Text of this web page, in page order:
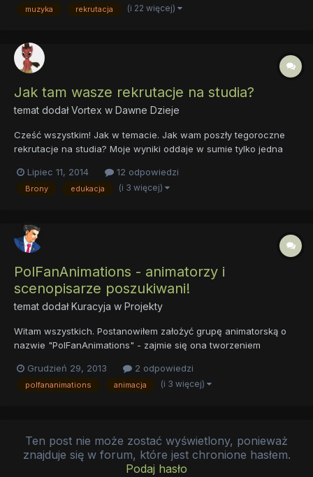
występu/sprawdzianu/klasówki/jakiegokolwiek innego
muzyka rekrutacja (i 22 więcej)
Jak tam wasze rekrutacje na studia?
temat dodałVortex w Dawne Dzieje
Cześć wszystkim! Jak w temacie. Jak wam poszły tegoroczne
rekrutacje na studia? Moje wyniki oddaje w sumie tylko jedna
można po nich nic nie robić i zarabiać. Admini nie bierzcie tego
do siebie bo mój kierunek to właśnie admini...
Lipiec 11, 2014 12 odpowiedzi
Brony edukacja (i 3 więcej)
PolFanAnimations - animatorzy i
scenopisarze poszukiwani!
temat dodałKuracyja w Projekty
Witam wszystkich. Postanowiłem założyć grupę animatorską o
nazwie "PolFanAnimations" - zajmie się ona tworzeniem
animatorów i scenopisarzy, którzy mają podobny pomysł bądź
coś już wymyślili. Nie proszę od razu o powalające efekt...
Grudzień 29, 2013 2 odpowiedzi
polfananimations animacja (i 3 więcej)
Ten post nie może zostać wyświetlony, ponieważ
znajduje się w forum, które jest chronione hasłem.
Podaj hasło